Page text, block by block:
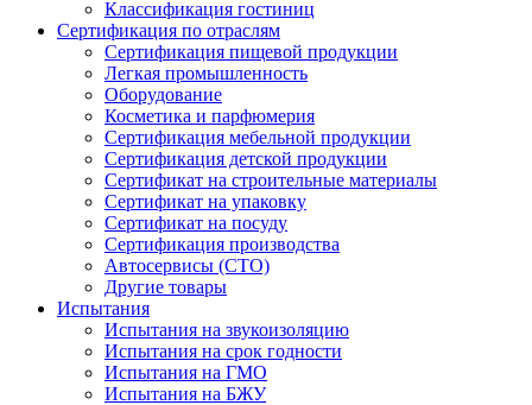
Классификация гостиниц
Сертификация по отраслям
Сертификация пищевой продукции
Легкая промышленность
Оборудование
Косметика и парфюмерия
Сертификация мебельной продукции
Сертификация детской продукции
Сертификат на строительные материалы
Сертификат на упаковку
Сертификат на посуду
Сертификация производства
Автосервисы (СТО)
Другие товары
Испытания
Испытания на звукоизоляцию
Испытания на срок годности
Испытания на ГМО
Испытания на БЖУ